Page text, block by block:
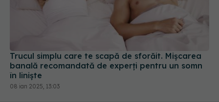
Trucul simplu care te scapă de sforăit. Mișcarea
banală recomandată de experți pentru un somn
în liniște
08 ian 2025, 13:03